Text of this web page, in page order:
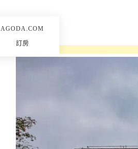
AGODA.COM
訂房